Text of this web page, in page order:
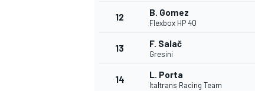
FÓRMULA E
12 B. Gomez
Flexbox HP 40
13 F. Salač
Gresini
14 L. Porta
Italtrans Racing Team